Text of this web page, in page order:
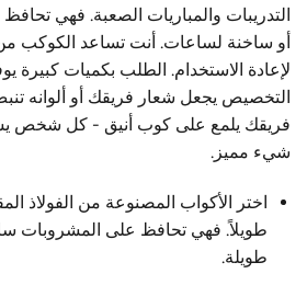
التدريبات والمباريات الصعبة. فهي
أو ساخنة لساعات. أنت تساعد الكوكب من
لإعادة الاستخدام. الطلب بكميات كبيرة
التخصيص يجعل شعار فريقك أو ألوانه
فريقك يلمع على كوب أنيق - كل شخص
شيء مميز.
اختر الأكواب المصنوعة من الفولاذ
طويلاً. فهي تحافظ على المشروبات
طويلة.